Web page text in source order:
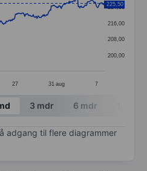
points.
categories.
displaying values. Data
27 31 aug 7
200,00
208,00
216,00
224,00
225,50
3 mdr 6 mdr
adgang til flere diagrammer